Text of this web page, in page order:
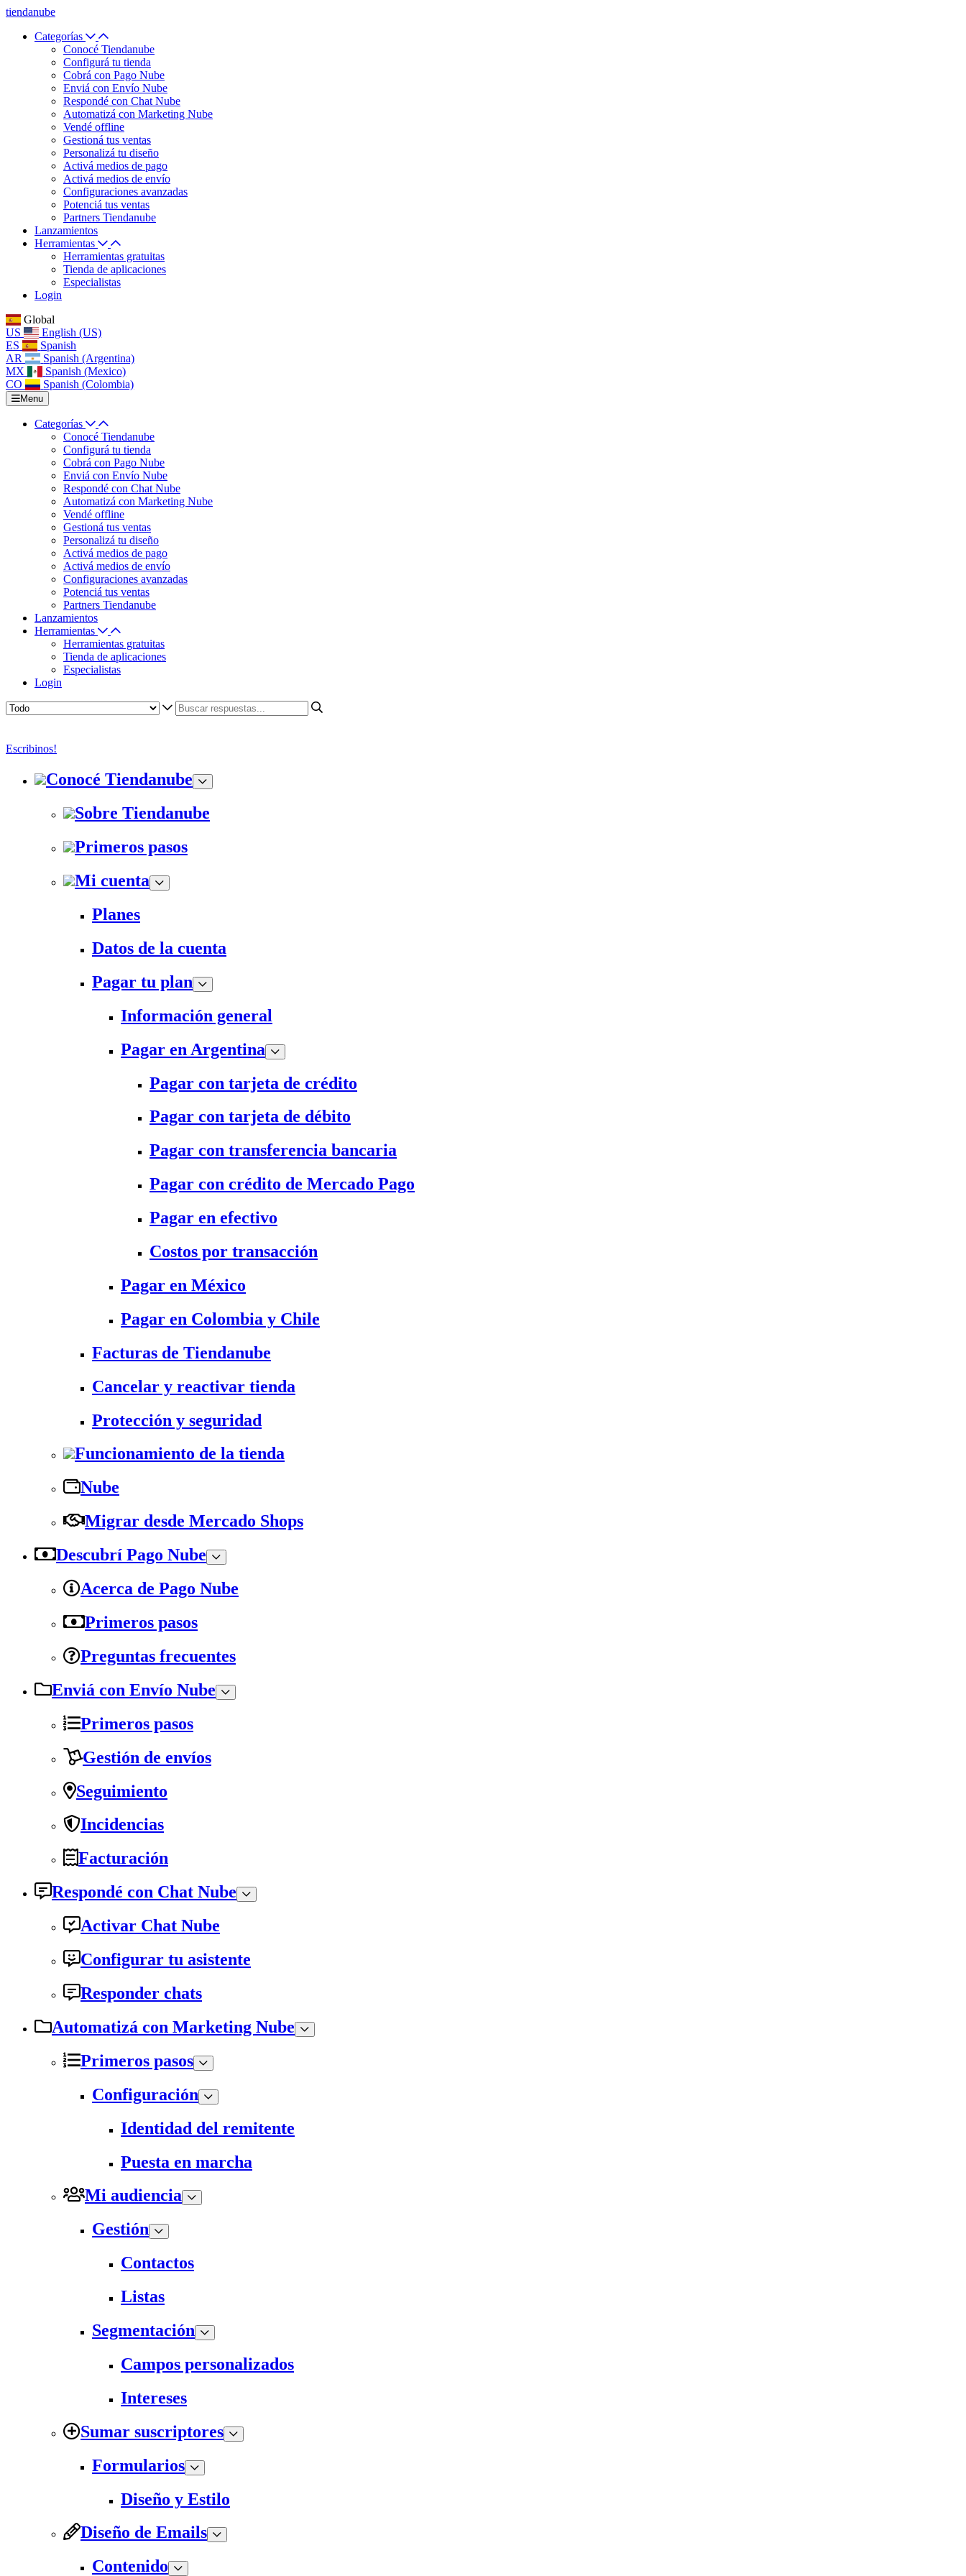
tiendanube
Categorías
Conocé Tiendanube
Configurá tu tienda
Cobrá con Pago Nube
Enviá con Envío Nube
Respondé con Chat Nube
Automatizá con Marketing Nube
Vendé offline
Gestioná tus ventas
Personalizá tu diseño
Activá medios de pago
Activá medios de envío
Configuraciones avanzadas
Potenciá tus ventas
Partners Tiendanube
Lanzamientos
Herramientas
Herramientas gratuitas
Tienda de aplicaciones
Especialistas
Login
Global
US
English (US)
ES
Spanish
AR
Spanish (Argentina)
MX
Spanish (Mexico)
CO
Spanish (Colombia)
Menu
Categorías
Conocé Tiendanube
Configurá tu tienda
Cobrá con Pago Nube
Enviá con Envío Nube
Respondé con Chat Nube
Automatizá con Marketing Nube
Vendé offline
Gestioná tus ventas
Personalizá tu diseño
Activá medios de pago
Activá medios de envío
Configuraciones avanzadas
Potenciá tus ventas
Partners Tiendanube
Lanzamientos
Herramientas
Herramientas gratuitas
Tienda de aplicaciones
Especialistas
Login
Escribinos!
Conocé Tiendanube
Sobre Tiendanube
Primeros pasos
Mi cuenta
Planes
Datos de la cuenta
Pagar tu plan
Información general
Pagar en Argentina
Pagar con tarjeta de crédito
Pagar con tarjeta de débito
Pagar con transferencia bancaria
Pagar con crédito de Mercado Pago
Pagar en efectivo
Costos por transacción
Pagar en México
Pagar en Colombia y Chile
Facturas de Tiendanube
Cancelar y reactivar tienda
Protección y seguridad
Funcionamiento de la tienda
Nube
Migrar desde Mercado Shops
Descubrí Pago Nube
Acerca de Pago Nube
Primeros pasos
Preguntas frecuentes
Enviá con Envío Nube
Primeros pasos
Gestión de envíos
Seguimiento
Incidencias
Facturación
Respondé con Chat Nube
Activar Chat Nube
Configurar tu asistente
Responder chats
Automatizá con Marketing Nube
Primeros pasos
Configuración
Identidad del remitente
Puesta en marcha
Mi audiencia
Gestión
Contactos
Listas
Segmentación
Campos personalizados
Intereses
Sumar suscriptores
Formularios
Diseño y Estilo
Diseño de Emails
Contenido